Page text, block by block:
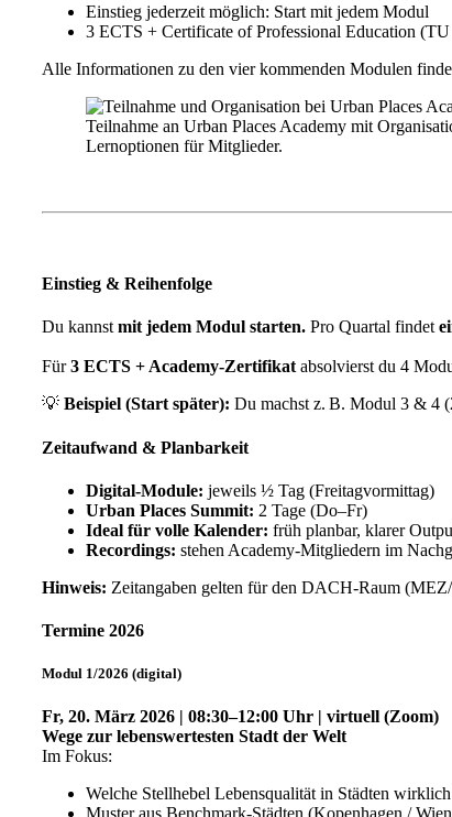
Einstieg jederzeit möglich: Start mit jedem Modul
3 ECTS + Certificate of Professional Education
Alle Informationen zu den vier kommenden Modulen
Teilnahme an Urban Places Academy mit
Lernoptionen für Mitglieder.
Einstieg & Reihenfolge
Du kannst mit jedem Modul starten. Pro Quartal findet
Für3 ECTS + Academy-Zertifikat absolvierst du 4
💡 Beispiel (Start später): Du machst z. B. Modul 3 & 4
Zeitaufwand & Planbarkeit
Digital‑Module: jeweils ½ Tag (Freitagvormittag)
Urban Places Summit: 2 Tage (Do–Fr)
Ideal für volle Kalender: früh planbar, klarer
Recordings: stehen Academy‑Mitgliedern im
Hinweis: Zeitangaben gelten für den DACH‑Raum
Termine 2026
Modul 1/2026 (digital)
Fr, 20. März 2026 | 08:30–12:00 Uhr | virtuell (Zoom)
Wege zur lebenswertesten Stadt der Welt
Im Fokus:
Welche Stellhebel Lebensqualität in Städten